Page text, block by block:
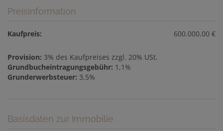
Preisinformation
Kaufpreis: 600.000,00 €
Provision: 3% des Kaufpreises zzgl. 20% USt.
Grundbucheintragungsgebühr: 1,1%
Grunderwerbsteuer: 3,5%
Basisdaten zur Immobilie